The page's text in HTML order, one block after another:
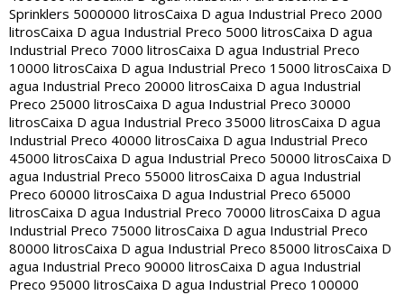
Sprinklers 5000000 litrosCaixa D agua Industrial Preco 2000
litrosCaixa D agua Industrial Preco 5000 litrosCaixa D agua
Industrial Preco 7000 litrosCaixa D agua Industrial Preco
10000 litrosCaixa D agua Industrial Preco 15000 litrosCaixa D
agua Industrial Preco 20000 litrosCaixa D agua Industrial
Preco 25000 litrosCaixa D agua Industrial Preco 30000
litrosCaixa D agua Industrial Preco 35000 litrosCaixa D agua
Industrial Preco 40000 litrosCaixa D agua Industrial Preco
45000 litrosCaixa D agua Industrial Preco 50000 litrosCaixa D
agua Industrial Preco 55000 litrosCaixa D agua Industrial
Preco 60000 litrosCaixa D agua Industrial Preco 65000
litrosCaixa D agua Industrial Preco 70000 litrosCaixa D agua
Industrial Preco 75000 litrosCaixa D agua Industrial Preco
80000 litrosCaixa D agua Industrial Preco 85000 litrosCaixa D
agua Industrial Preco 90000 litrosCaixa D agua Industrial
Preco 95000 litrosCaixa D agua Industrial Preco 100000